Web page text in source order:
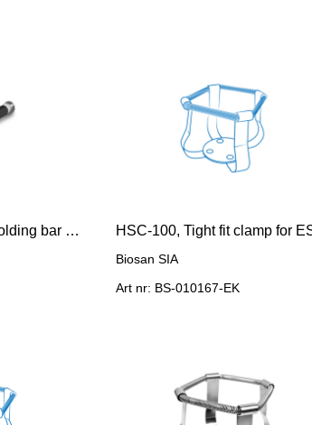
HB-330, Additional holding bar for UP-330
Biosan SIA
Art nr: BS-010167-EK